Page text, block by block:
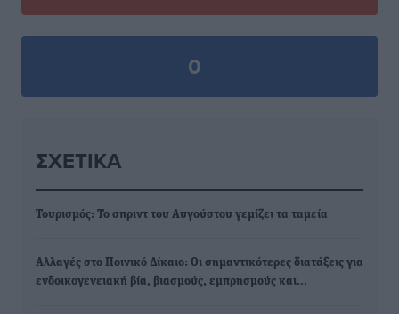
0
ΣΧΕΤΙΚΆ
Τουρισμός: Το σπριντ του Αυγούστου γεμίζει τα ταμεία
Αλλαγές στο Ποινικό Δίκαιο: Οι σημαντικότερες διατάξεις για
ενδοικογενειακή βία, βιασμούς, εμπρησμούς και…